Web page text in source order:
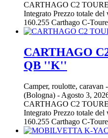
CARTHAGO C2
Integrato Prezzo totale
160.255 Carthago C-
CARTHAGO
QB ''K''
Camper, roulotte, caravan -
(Bologna) - Agosto 3,
CARTHAGO C2
Integrato Prezzo totale
160.255 Carthago C-